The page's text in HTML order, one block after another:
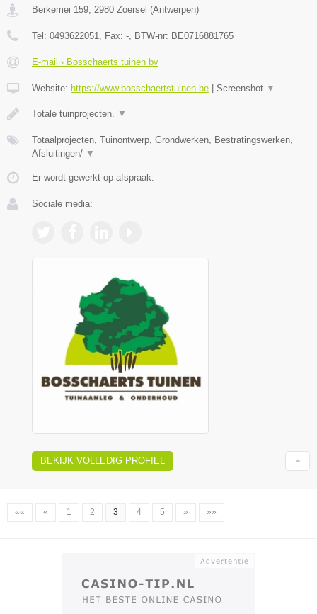
Berkemei 159, 2980 Zoersel (Antwerpen)
Tel: 0493622051, Fax: -, BTW-nr: BE0716881765
E-mail › Bosschaerts tuinen bv
Website: https://www.bosschaertstuinen.be Screenshot ▼
Totale tuinprojecten. ▼
Totaalprojecten, Tuinontwerp, Grondwerken, Bestratingswerken,
Afsluitingen/ ▼
Er wordt gewerkt op afspraak.
Sociale media:
BEKIJK VOLLEDIG PROFIEL
«« « 1 2 3 4 5 » »»